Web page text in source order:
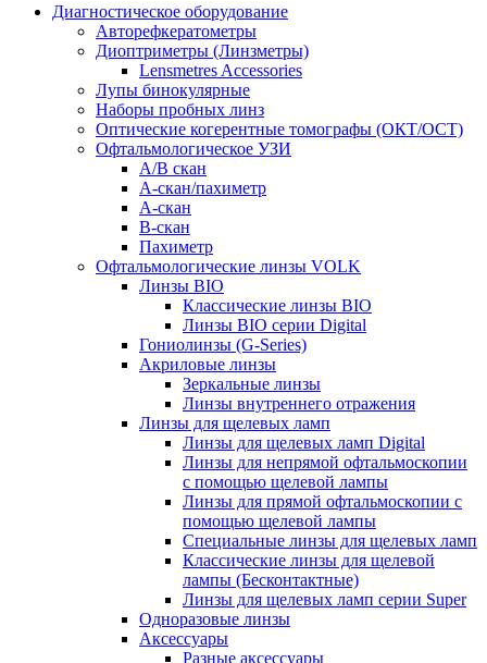
Диагностическое оборудование
Авторефкератометры
Диоптриметры (Линзметры)
Lensmetres Accessories
Лупы бинокулярные
Наборы пробных линз
Оптические когерентные томографы (ОКТ/ОСТ)
Офтальмологическое УЗИ
A/B скан
A-скан/пахиметр
A-скан
B-скан
Пахиметр
Офтальмологические линзы VOLK
Линзы BIO
Классические линзы BIO
Линзы BIO серии Digital
Гониолинзы (G-Series)
Акриловые линзы
Зеркальные линзы
Линзы внутреннего отражения
Линзы для щелевых ламп
Линзы для щелевых ламп Digital
Линзы для непрямой офтальмоскопии
с помощью щелевой лампы
Линзы для прямой офтальмоскопии с
помощью щелевой лампы
Специальные линзы для щелевых ламп
Классические линзы для щелевой
лампы (Бесконтактные)
Линзы для щелевых ламп серии Super
Одноразовые линзы
Аксессуары
Разные аксессуары